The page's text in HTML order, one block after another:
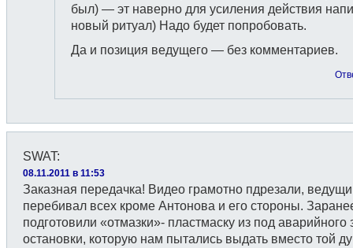
был) — эт наверно для усиления действия
новый ритуал) Надо будет попробовать.
Да и позиция ведущего — без комментариев.
SWAT:
08.11.2011 в 11:53
Заказная передачка! Видео грамотно пдрезали,
перебивал всех кроме Антонова и его стороны.
подготовили «отмазки»- пластмаску из под аварийного
остановки, которую нам пытались выдать вместо той